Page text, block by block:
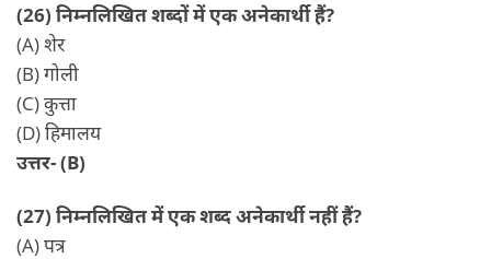
(26) निम्नलिखित शब्दों में एक अनेकार्थी हैं?
(A) शेर
(B) गोली
(C) कुत्ता
(D) हिमालय
उत्तर- (B)
(27) निम्नलिखित में एक शब्द अनेकार्थी नहीं हैं?
(A) पत्र